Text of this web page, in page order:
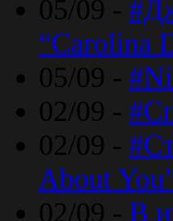
05/09 -
“Carolina
05/09 -
02/09 -
02/09 -
About
02/09 - В